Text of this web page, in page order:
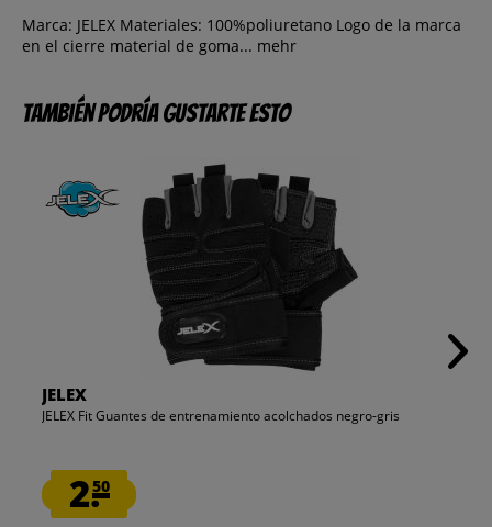
Marca: JELEX Materiales: 100%poliuretano Logo de la marca
en el cierre material de goma... mehr
También podría gustarte esto
JELEX
JELEX Fit Guantes de entrenamiento acolchados negro-gris
2.50